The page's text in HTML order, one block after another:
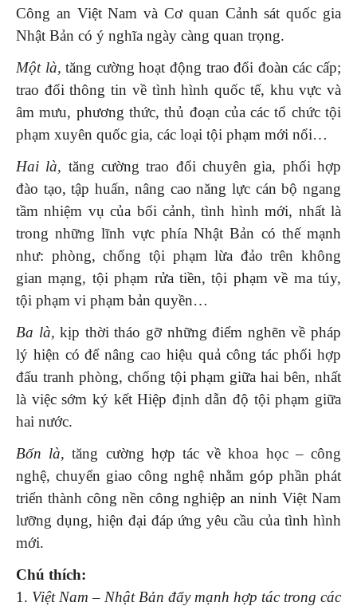
Công an Việt Nam và Cơ quan Cảnh sát quốc gia
Nhật Bản có ý nghĩa ngày càng quan trọng.
Một là,tăng cường hoạt động trao đổi đoàn các cấp;
trao đổi thông tin về tình hình quốc tế, khu vực và
âm mưu, phương thức, thủ đoạn của các tổ chức tội
phạm xuyên quốc gia, các loại tội phạm mới nổi…
Hai là, tăng cường trao đổi chuyên gia, phối hợp
đào tạo, tập huấn, nâng cao năng lực cán bộ ngang
tầm nhiệm vụ của bối cảnh, tình hình mới, nhất là
trong những lĩnh vực phía Nhật Bản có thế mạnh
như: phòng, chống tội phạm lừa đảo trên không
gian mạng, tội phạm rửa tiền, tội phạm về ma túy,
tội phạm vi phạm bản quyền…
Ba là,kịp thời tháo gỡ những điểm nghẽn về pháp
lý hiện có để nâng cao hiệu quả công tác phối hợp
đấu tranh phòng, chống tội phạm giữa hai bên, nhất
là việc sớm ký kết Hiệp định dẫn độ tội phạm giữa
hai nước.
Bốn là,tăng cường hợp tác về khoa học – công
nghệ, chuyển giao công nghệ nhằm góp phần phát
triển thành công nền công nghiệp an ninh Việt Nam
lưỡng dụng, hiện đại đáp ứng yêu cầu của tình hình
mới.
Chú thích:
1. Việt Nam – Nhật Bản đẩy mạnh hợp tác trong các